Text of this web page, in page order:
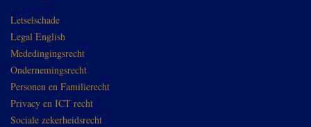
Letselschade
Legal English
Mededingingsrecht
Ondernemingsrecht
Personen en Familierecht
Privacy en ICT recht
Sociale zekerheidsrecht